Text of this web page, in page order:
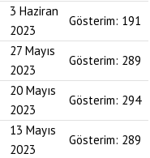
3 Haziran
2023
Gösterim: 191
27 Mayıs
2023
Gösterim: 289
20 Mayıs
2023
Gösterim: 294
13 Mayıs
2023
Gösterim: 289